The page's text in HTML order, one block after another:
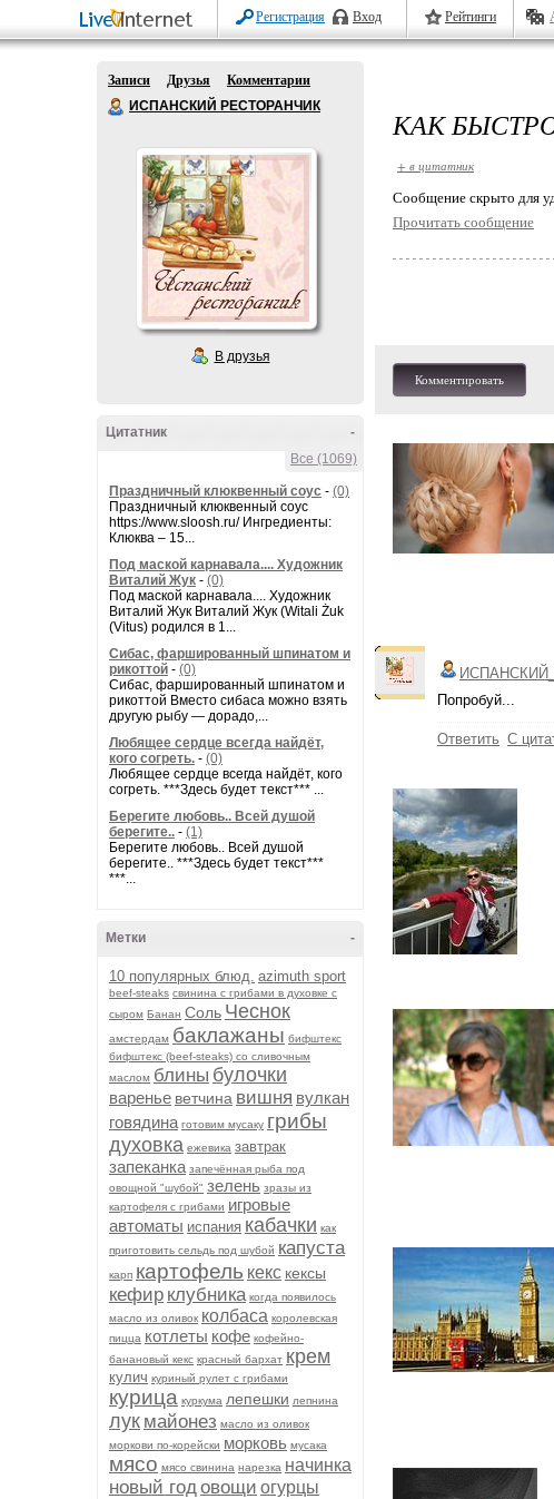
Регистрация Вход Рейтинги
Записи Друзья
Комментарии
ИСПАНСКИЙ РЕСТОРАНЧИК
В друзья
-
Цитатник
Все (1069)
Праздничный клюквенный соус - (0)
Праздничный клюквенный соус
https://www.sloosh.ru/ Ингредиенты:
Клюква – 15...
Под маской карнавала.... Художник
Виталий Жук - (0)
Под маской карнавала.... Художник
Виталий Жук Виталий Жук (Witali Żuk
(Vitus) родился в 1...
Сибас, фаршированный шпинатом и
рикоттой - (0)
Сибас, фаршированный шпинатом и
рикоттой Вместо сибаса можно взять
другую рыбу — дорадо,...
Любящее сердце всегда найдёт,
кого согреть. - (0)
Любящее сердце всегда найдёт, кого
согреть. ***Здесь будет текст*** ...
Берегите любовь.. Всей душой
берегите.. - (1)
Берегите любовь.. Всей душой
берегите.. ***Здесь будет текст***
***...
-
Метки
10 популярных блюд. azimuth sport
beef-stеаks cвинина с грибами в духовке с
сыром Банан Соль Чеснок
амстердам баклажаны бифштекс
бифштекс (beef-stеаks) со сливочным
маслом блины булочки
варенье ветчина вишня вулкан
говядина готовим мусаку грибы
духовка ежевика завтрак
запеканка запечённая рыба под
овощной "шубой" зелень зразы из
картофеля с грибами игровые
автоматы испания кабачки как
приготовить сельдь под шубой капуста
карп картофель кекс кексы
кефир клубника когда появилось
масло из оливок колбаса королевская
пицца котлеты кофе кофейно-
банановый кекс красный бархат крем
кулич куриный рулет с грибами
курица куркума лепешки лепнина
лук майонез масло из оливок
моркови по-корейски морковь мусака
мясо мясо свинина нарезка начинка
новый годовощи огурцы
КАК
+ в цитатник
Cообщение скрыто для
Прочитать сообщение
Комментировать
Попробуй...
Ответить С